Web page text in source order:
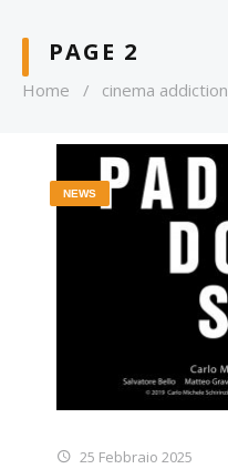
PAGE 2
Home / cinema addiction
25 Febbraio 2025
NEWS